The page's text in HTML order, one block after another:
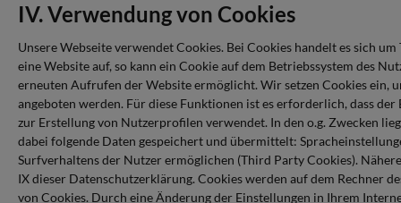
IV. Verwendung von Cookies
Unsere Webseite verwendet Cookies. Bei Cookies handelt es sich
eine Website auf, so kann ein Cookie auf dem Betriebssystem des
erneuten Aufrufen der Website ermöglicht. Wir setzen Cookies ein,
angeboten werden. Für diese Funktionen ist es erforderlich, dass
zur Erstellung von Nutzerprofilen verwendet. In den o.g. Zwecken
dabei folgende Daten gespeichert und übermittelt:
Surfverhaltens der Nutzer ermöglichen (Third Party Cookies).
IX dieser Datenschutzerklärung. Cookies werden auf dem Rechner
von Cookies. Durch eine Änderung der Einstellungen in Ihrem